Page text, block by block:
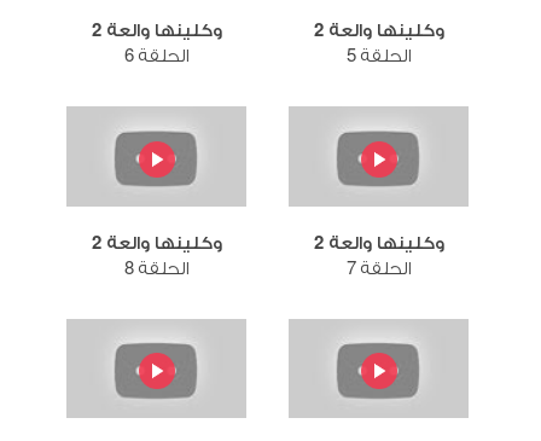
وكلينها والعة 2
الحلقة 5
وكلينها والعة 2
الحلقة 6
وكلينها والعة 2
الحلقة 7
وكلينها والعة 2
الحلقة 8